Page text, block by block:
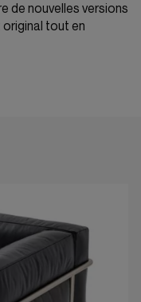
de nouvelles versions
tout en